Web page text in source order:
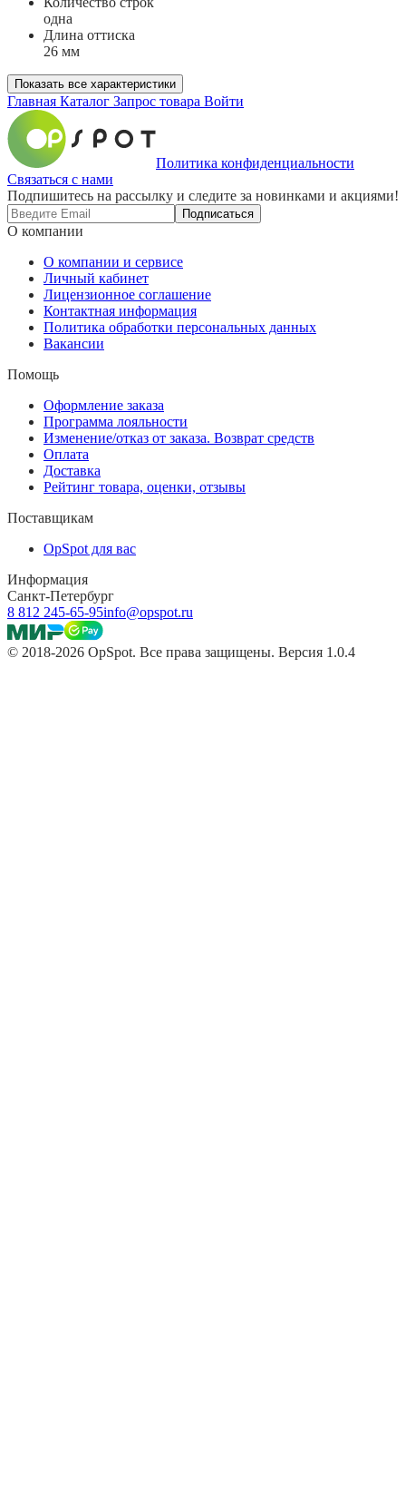
одна
Длина оттиска
26 мм
Показать все характеристики
Главная Каталог Запрос товара Войти
Политика конфиденциальности
Связаться с нами
Подпишитесь на рассылку и следите за новинками и акциями!
Подписаться
О компании
О компании и сервисе
Личный кабинет
Лицензионное соглашение
Контактная информация
Политика обработки персональных данных
Вакансии
Помощь
Оформление заказа
Программа лояльности
Изменение/отказ от заказа. Возврат средств
Оплата
Доставка
Рейтинг товара, оценки, отзывы
Поставщикам
OpSpot для вас
Информация
Санкт-Петербург
8 812 245-65-95info@opspot.ru
© 2018-2026 OpSpot. Все права защищены. Версия 1.0.4